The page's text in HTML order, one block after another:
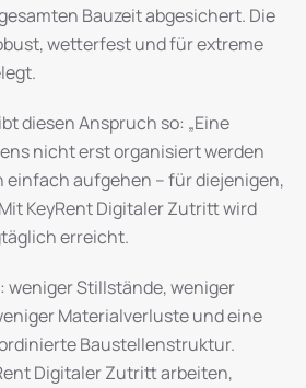
Bauzeit abgesichert. Die
wetterfest und für extreme
diesen Anspruch so: „Eine
nicht erst organisiert werden
einfach aufgehen – für diejenigen,
KeyRent Digitaler Zutritt wird
erreicht.
weniger Stillstände, weniger
Materialverluste und eine
Baustellenstruktur.
Digitaler Zutritt arbeiten,